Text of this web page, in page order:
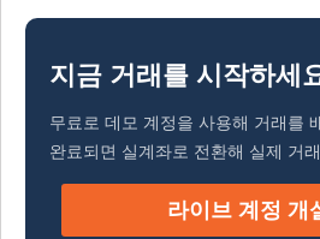
지금 거래를 시작하세
무료로 데모 계정을 사용해 거래를
완료되면 실계좌로 전환해 실제 거
라이브 계정 개